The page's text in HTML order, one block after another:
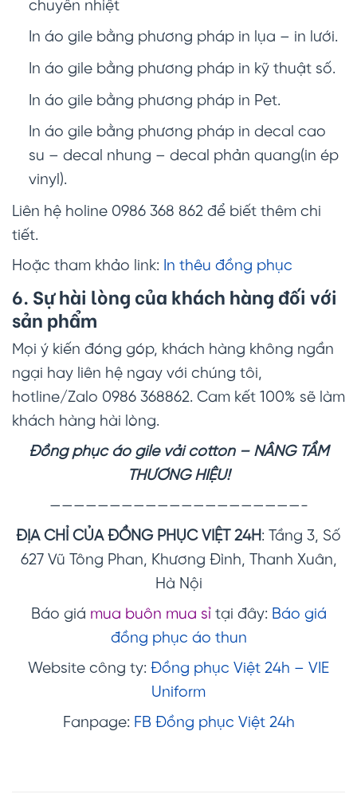
chuyển nhiệt
In áo gile bằng phương pháp in lụa – in lưới.
In áo gile bằng phương pháp in kỹ thuật số.
In áo gile bằng phương pháp in Pet.
In áo gile bằng phương pháp in decal cao
su – decal nhung – decal phản quang(in ép
vinyl).
Liên hệ holine 0986 368 862 để biết thêm chi
tiết.
Hoặc tham khảo link: In thêu đồng phục
6. Sự hài lòng của khách hàng đối với
sản phẩm
Mọi ý kiến đóng góp, khách hàng không ngần
ngại hay liên hệ ngay với chúng tôi,
hotline/Zalo 0986 368862. Cam kết 100% sẽ làm
khách hàng hài lòng.
Đồng phục áo gile vải cotton – NÂNG TẦM
THƯƠNG HIỆU!
—————————————————————-
ĐỊA CHỈ CỦA ĐỒNG PHỤC VIỆT 24H: Tầng 3, Số
627 Vũ Tông Phan, Khương Đình, Thanh Xuân,
Hà Nội
Báo giá mua buôn mua sỉ tại đây: Báo giá
đồng phục áo thun
Website công ty: Đồng phục Việt 24h – VIE
Uniform
Fanpage: FB Đồng phục Việt 24h